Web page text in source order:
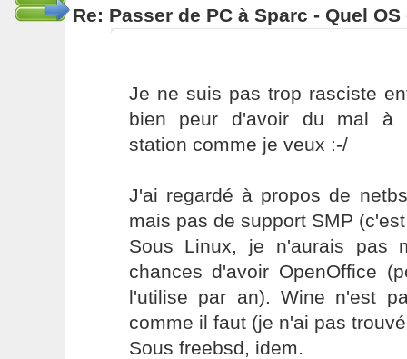
Re: Passer de PC à Sparc - Quel
Je ne suis pas trop rasciste
bien peur d'avoir du mal à
station comme je veux :-/
J'ai regardé à propos de
mais pas de support SMP
Sous Linux, je n'aurais pas
chances d'avoir OpenOffice
l'utilise par an). Wine n'est
comme il faut (je n'ai pas
Sous freebsd, idem.